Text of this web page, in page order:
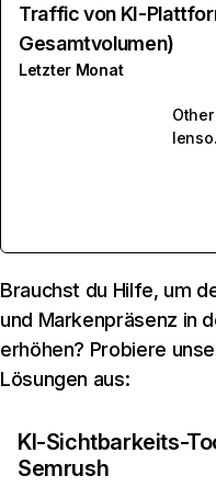
Traffic von KI-
Gesamtvolumen)
Letzter Monat
Other
Brauchst du Hilfe, um
und Markenpräsenz in
erhöhen? Probiere
Lösungen aus:
KI-Sichtbarkeits-
Semrush